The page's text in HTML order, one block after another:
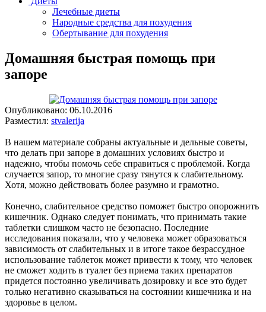
Лечебные диеты
Народные средства для похудения
Обертывание для похудения
Домашняя быстрая помощь при
запоре
Опубликовано: 06.10.2016
Разместил: stvalerija
В нашем материале собраны актуальные и дельные советы,
что делать при запоре в домашних условиях быстро и
надежно, чтобы помочь себе справиться с проблемой. Когда
случается запор, то многие сразу тянутся к слабительному.
Хотя, можно действовать более разумно и грамотно.
Конечно, слабительное средство поможет быстро опорожнить
кишечник. Однако следует понимать, что принимать такие
таблетки слишком часто не безопасно. Последние
исследования показали, что у человека может образоваться
зависимость от слабительных и в итоге такое безрассудное
использование таблеток может привести к тому, что человек
не сможет ходить в туалет без приема таких препаратов
придется постоянно увеличивать дозировку и все это будет
только негативно сказываться на состоянии кишечника и на
здоровье в целом.